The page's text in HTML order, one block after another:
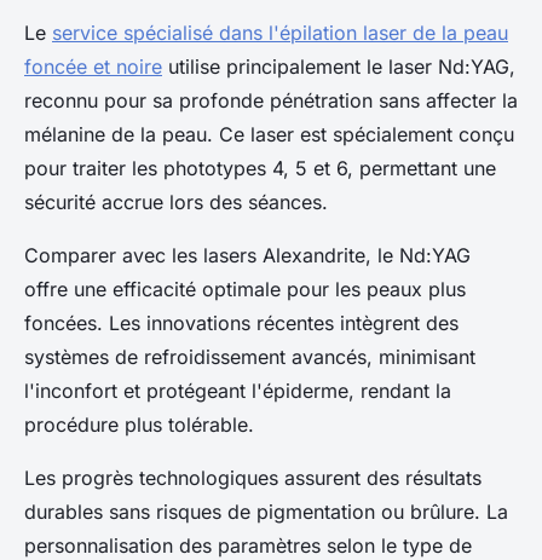
Le service spécialisé dans l'épilation laser de la peau
foncée et noire utilise principalement le laser Nd:YAG,
reconnu pour sa profonde pénétration sans affecter la
mélanine de la peau. Ce laser est spécialement conçu
pour traiter les phototypes 4, 5 et 6, permettant une
sécurité accrue lors des séances.
Comparer avec les lasers Alexandrite, le Nd:YAG
offre une efficacité optimale pour les peaux plus
foncées. Les innovations récentes intègrent des
systèmes de refroidissement avancés, minimisant
l'inconfort et protégeant l'épiderme, rendant la
procédure plus tolérable.
Les progrès technologiques assurent des résultats
durables sans risques de pigmentation ou brûlure. La
personnalisation des paramètres selon le type de